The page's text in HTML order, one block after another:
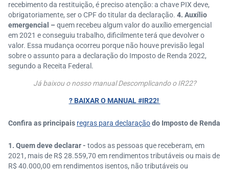
recebimento da restituição, é preciso atenção: a chave PIX deve,
obrigatoriamente, ser o CPF do titular da declaração. 4. Auxílio
emergencial – quem recebeu algum valor do auxílio emergencial
em 2021 e conseguiu trabalho, dificilmente terá que devolver o
valor. Essa mudança ocorreu porque não houve previsão legal
sobre o assunto para a declaração do Imposto de Renda 2022,
segundo a Receita Federal.
Já baixou o nosso manual Descomplicando o IR22?
? BAIXAR O MANUAL#IR22!
Confira as principais regras para declaraçãodo Imposto de Renda
1. Quem deve declarar - todos as pessoas que receberam, em
2021, mais de R$ 28.559,70 em rendimentos tributáveis ou mais de
R$ 40.000,00 em rendimentos isentos, não tributáveis ou